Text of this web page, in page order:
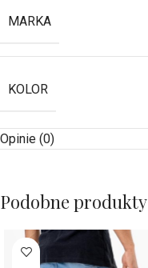
MARKA
KOLOR
Opinie (0)
Podobne produkty